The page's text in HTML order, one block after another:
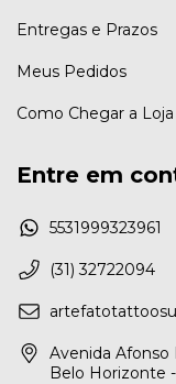
Entregas e Prazos
Meus Pedidos
Como Chegar a Loja
Entre em
5531999323961
(31) 32722094
Avenida Afonso
Belo Horizonte